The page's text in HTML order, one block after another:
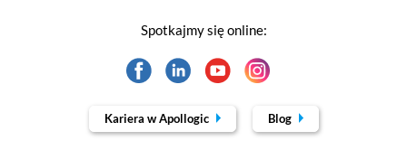
Spotkajmy się online:
Kariera w Apollogic Blog